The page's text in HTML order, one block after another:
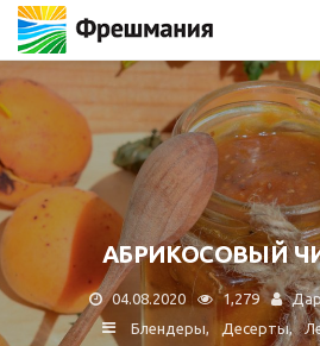
АБРИКОСОВЫЙ
04.08.2020 1,279
Блендеры
Десерты